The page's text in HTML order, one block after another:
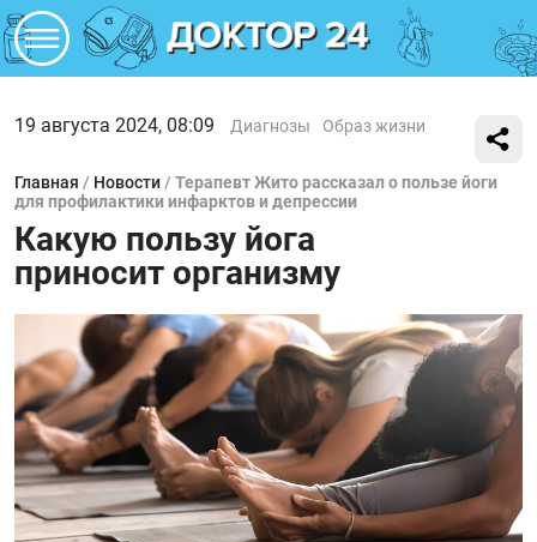
19 августа 2024, 08:09 Диагнозы Образ жизни
Главная / Новости / Терапевт Жито рассказал о пользе йоги
для профилактики инфарктов и депрессии
Какую пользу йога
приносит организму